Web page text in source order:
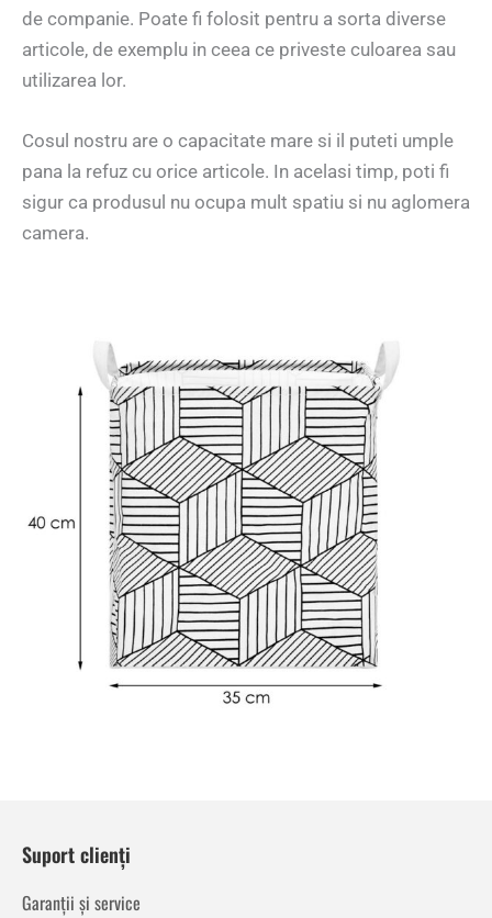
de companie. Poate fi folosit pentru a sorta diverse
articole, de exemplu in ceea ce priveste culoarea sau
utilizarea lor.
Cosul nostru are o capacitate mare si il puteti umple
pana la refuz cu orice articole. In acelasi timp, poti fi
sigur ca produsul nu ocupa mult spatiu si nu aglomera
camera.
Suport clienți
Garanții și service